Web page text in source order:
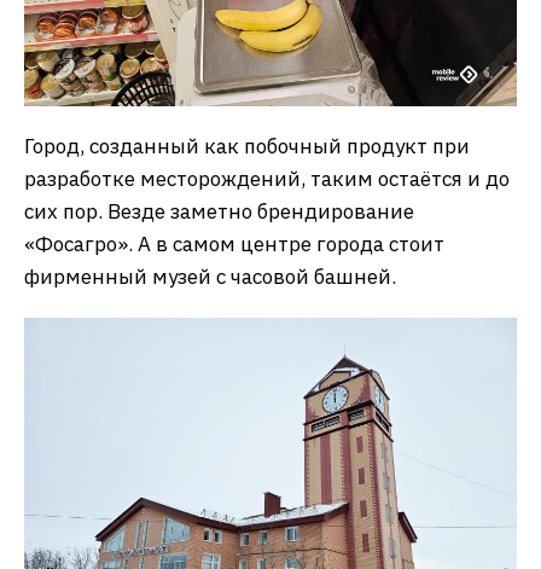
Город, созданный как побочный продукт при
разработке месторождений, таким остаётся и до
сих пор. Везде заметно брендирование
«Фосагро». А в самом центре города стоит
фирменный музей с часовой башней.